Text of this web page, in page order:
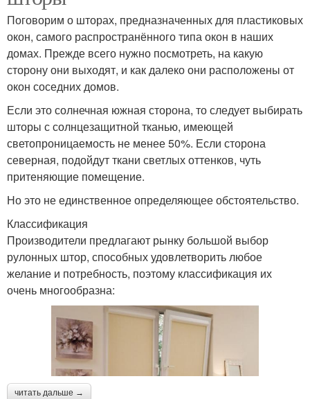
Поговорим о шторах, предназначенных для пластиковых
окон, самого распространённого типа окон в наших
домах. Прежде всего нужно посмотреть, на какую
сторону они выходят, и как далеко они расположены от
окон соседних домов.
Если это солнечная южная сторона, то следует выбирать
шторы с солнцезащитной тканью, имеющей
светопроницаемость не менее 50%. Если сторона
северная, подойдут ткани светлых оттенков, чуть
притеняющие помещение.
Но это не единственное определяющее обстоятельство.
Классификация
Производители предлагают рынку большой выбор
рулонных штор, способных удовлетворить любое
желание и потребность, поэтому классификация их
очень многообразна:
читать дальше →